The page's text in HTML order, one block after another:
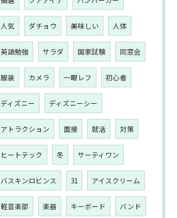
人気 ダチョウ 美味しい 人体
英語勉強 サラダ 国家試験 同窓会
服装 カメラ 一眼レフ 初心者
ディズニー ディズニーシー
アトラクション 面接 就活 対策
ヒートテック 冬 サーティワン
バスキンロビンス 31 アイスクリーム
軽音楽部 楽器 キーボード バンド